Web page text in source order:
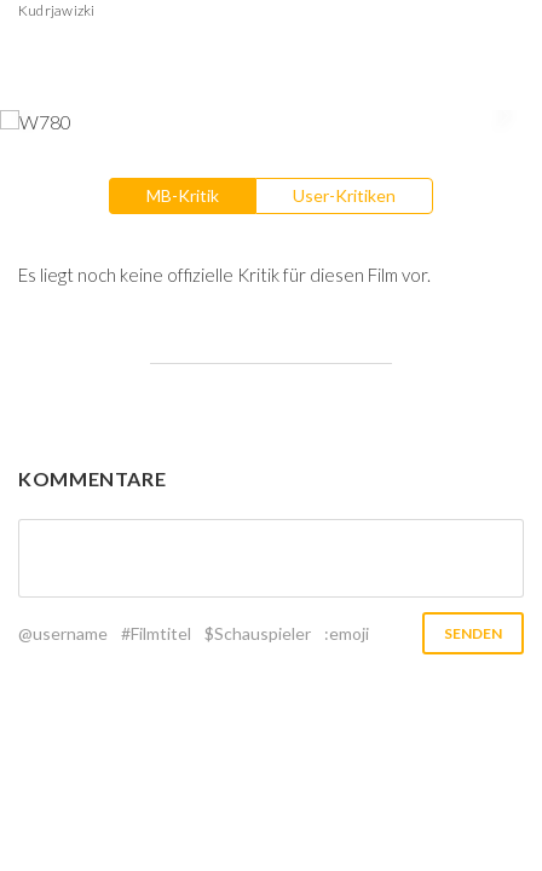
Kudrjawizki
MB-Kritik User-Kritiken
Es liegt noch keine offizielle Kritik für diesen Film vor.
KOMMENTARE
@username #Filmtitel $Schauspieler :emoji